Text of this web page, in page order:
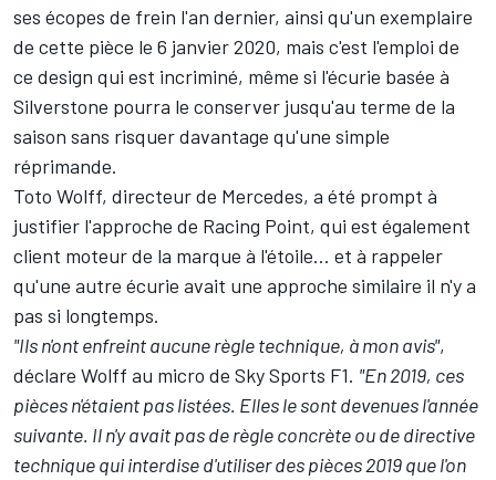
ses écopes de frein l'an dernier, ainsi qu'un exemplaire
de cette pièce le 6 janvier 2020, mais c'est l'emploi de
ce design qui est incriminé, même si l'écurie basée à
Silverstone pourra le conserver jusqu'au terme de la
saison sans risquer davantage qu'une simple
réprimande.
Toto Wolff, directeur de Mercedes, a été prompt à
justifier l'approche de Racing Point, qui est également
client moteur de la marque à l'étoile… et à rappeler
qu'une autre écurie avait une approche similaire il n'y a
pas si longtemps.
"Ils n'ont enfreint aucune règle technique, à mon avis",
déclare Wolff au micro de Sky Sports F1. "En 2019, ces
pièces n'étaient pas listées. Elles le sont devenues l'année
suivante. Il n'y avait pas de règle concrète ou de directive
technique qui interdise d'utiliser des pièces 2019 que l'on